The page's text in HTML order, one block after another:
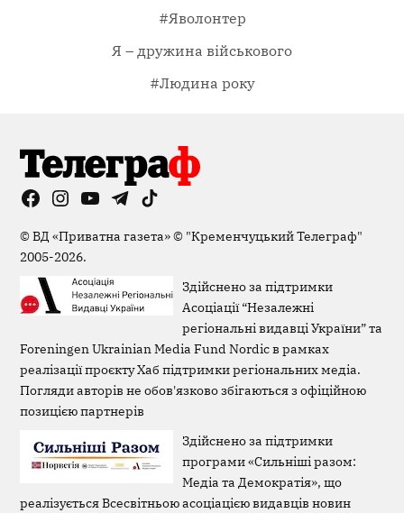
#Яволонтер
Я – дружина військового
#Людина року
FacebookInstagram
YouTubeTelegramTikTok
©ВД «Приватна газета»© "Кременчуцький Телеграф"
2005-2026.
Здійснено за підтримки
Асоціації “Незалежні
регіональні видавці України” та
Foreningen Ukrainian Media Fund Nordic в рамках
реалізації проєкту Хаб підтримки регіональних медіа.
Погляди авторів не обов'язково збігаються з офіційною
позицією партнерів
Здійснено за підтримки
програми «Сильніші разом:
Медіа та Демократія», що
реалізується Всесвітньою асоціацією видавців новин